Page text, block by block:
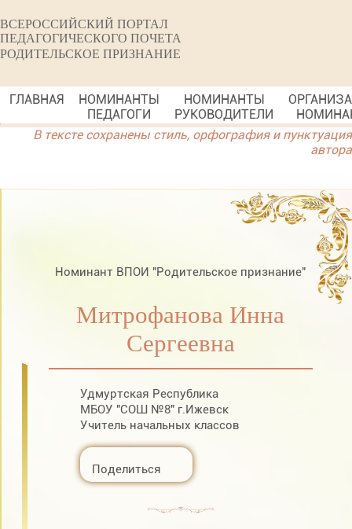
ВСЕРОССИЙСКИЙ ПОРТАЛ
ПЕДАГОГИЧЕСКОГО ПОЧЕТА
РОДИТЕЛЬСКОЕ ПРИЗНАНИЕ
ГЛАВНАЯ
НОМИНАНТЫ
ПЕДАГОГИ
НОМИНАНТЫ
РУКОВОДИТЕЛИ
В тексте сохранены стиль, орфография и пунктуация
автора
Номинант ВПОИ "Родительское признание"
Митрофанова Инна
Сергеевна
Удмуртская Республика
МБОУ "СОШ №8" г.Ижевск
Учитель начальных классов
Поделиться